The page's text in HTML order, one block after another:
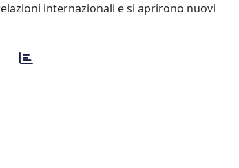
internazionali e si aprirono nuovi